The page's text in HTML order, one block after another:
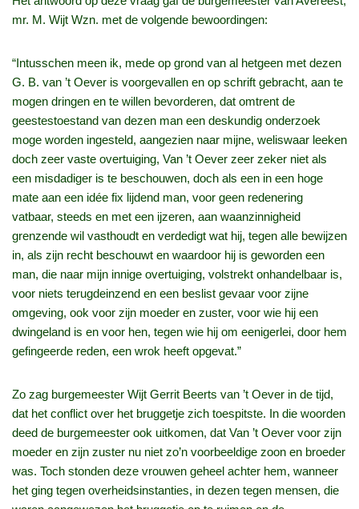
mr. M. Wijt Wzn. met de volgende bewoordingen:
“Intusschen meen ik, mede op grond van al hetgeen met dezen
G. B. van ’t Oever is voorgevallen en op schrift gebracht, aan te
mogen dringen en te willen bevorderen, dat omtrent de
geestestoestand van dezen man een deskundig onderzoek
moge worden ingesteld, aangezien naar mijne, weliswaar leeken
doch zeer vaste overtuiging, Van ’t Oever zeer zeker niet als
een misdadiger is te beschouwen, doch als een in een hoge
mate aan een idée fix lijdend man, voor geen redenering
vatbaar, steeds en met een ijzeren, aan waanzinnigheid
grenzende wil vasthoudt en verdedigt wat hij, tegen alle bewijzen
in, als zijn recht beschouwt en waardoor hij is geworden een
man, die naar mijn innige overtuiging, volstrekt onhandelbaar is,
voor niets terugdeinzend en een beslist gevaar voor zijne
omgeving, ook voor zijn moeder en zuster, voor wie hij een
dwingeland is en voor hen, tegen wie hij om eenigerlei, door hem
gefingeerde reden, een wrok heeft opgevat.”
Zo zag burgemeester Wijt Gerrit Beerts van ’t Oever in de tijd,
dat het conflict over het bruggetje zich toespitste. In die woorden
deed de burgemeester ook uitkomen, dat Van ’t Oever voor zijn
moeder en zijn zuster nu niet zo’n voorbeeldige zoon en broeder
was. Toch stonden deze vrouwen geheel achter hem, wanneer
het ging tegen overheidsinstanties, in dezen tegen mensen, die